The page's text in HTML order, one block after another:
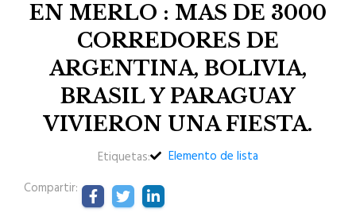
EN MERLO : MAS DE 3000
CORREDORES DE
ARGENTINA, BOLIVIA,
BRASIL Y PARAGUAY
VIVIERON UNA FIESTA.
Etiquetas:
Elemento de lista
Compartir: